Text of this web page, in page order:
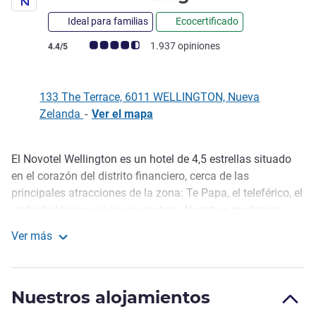
Ideal para familias Ecocertificado
Nota de clientes de Avis (Clasificación de ALL)
4.4/5 1.937 opiniones
133 The Terrace, 6011 WELLINGTON, Nueva
Zelanda - Ver el mapa
Descripción
El Novotel Wellington es un hotel de 4,5 estrellas situado
en el corazón del distrito financiero, cerca de las
principales atracciones de la zona: Te Papa, el teleférico, el
en la comodidad de los huéspedes. Todas las habitaciones
With sweeping City views and direct access to Lambton
Ver más
Nuestros alojamientos